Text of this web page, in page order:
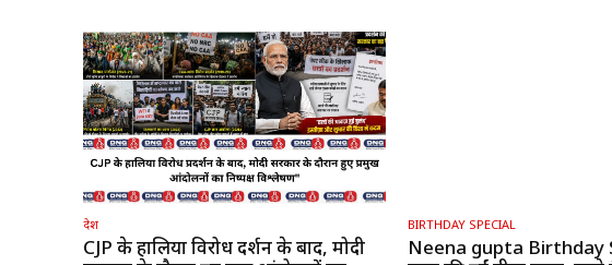
देश
CJP के हालिया विरोध प्रदर्शन के बाद, मोदी
BIRTHDAY SPECIAL
Neena gupta Birthday